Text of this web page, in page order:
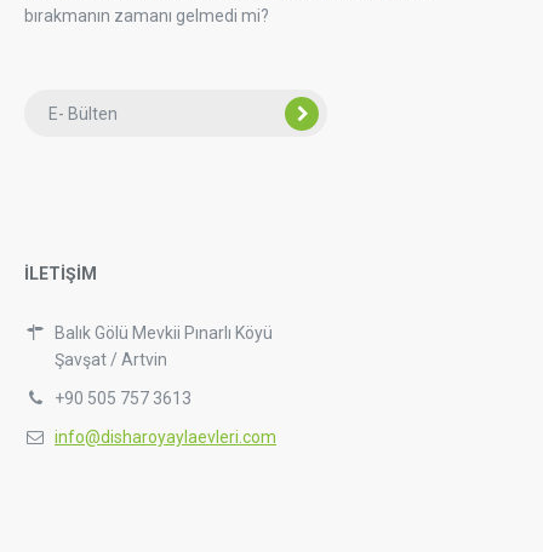
bırakmanın zamanı gelmedi mi?
İLETİŞİM
Balık Gölü Mevkii Pınarlı Köyü
Şavşat / Artvin
+90 505 757 3613
info@disharoyaylaevleri.com